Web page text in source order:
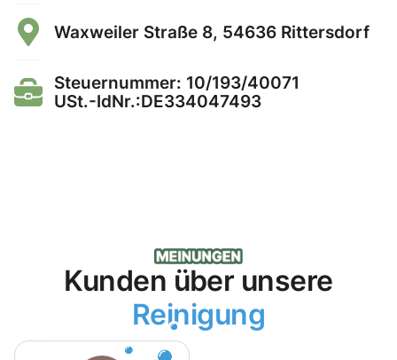
Waxweiler Straße 8, 54636 Rittersdorf
Steuernummer: 10/193/40071
USt.-IdNr.:DE334047493
Kunden über unsere
Reinigung